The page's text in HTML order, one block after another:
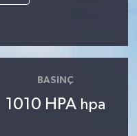
BASINÇ
1010 HPA hpa